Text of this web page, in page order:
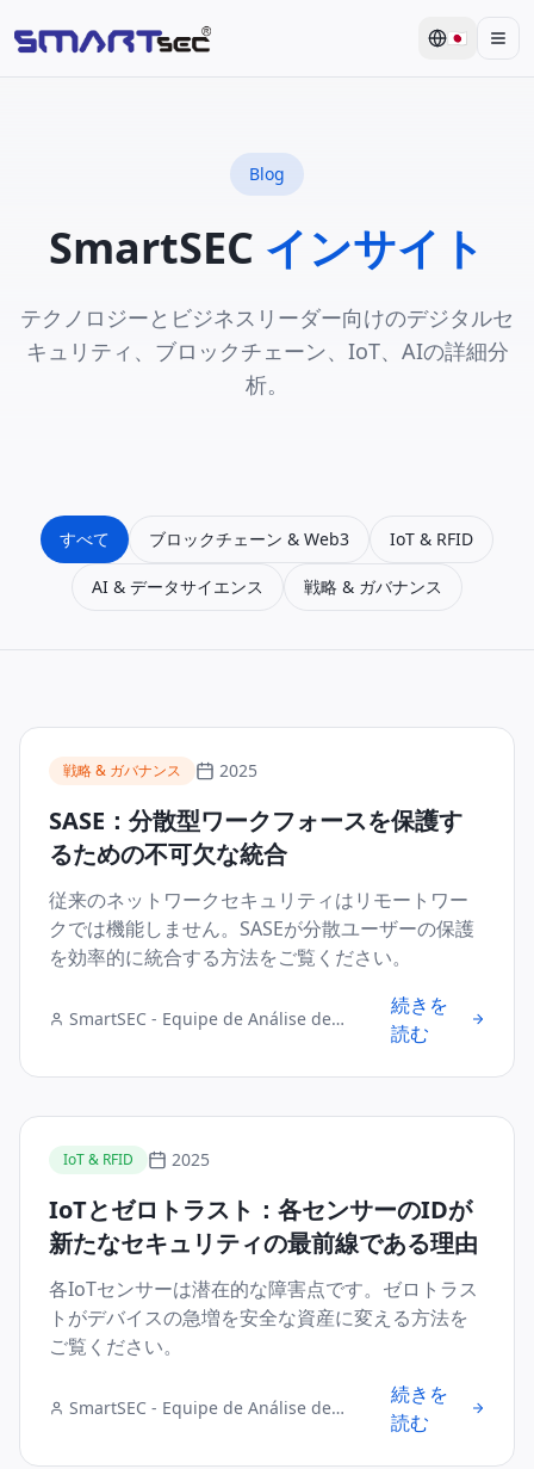
🇯🇵
Blog
SmartSEC インサイト
テクノロジーとビジネスリーダー向けのデジタルセ
キュリティ、ブロックチェーン、IoT、AIの詳細分
析。
すべて ブロックチェーン & Web3 IoT & RFID
AI & データサイエンス 戦略 & ガバナンス
戦略 & ガバナンス 2025
SASE：分散型ワークフォースを保護す
るための不可欠な統合
従来のネットワークセキュリティはリモートワー
クでは機能しません。SASEが分散ユーザーの保護
を効率的に統合する方法をご覧ください。
SmartSEC - Equipe de Análise de
続きを
読む
IoT & RFID 2025
IoTとゼロトラスト：各センサーのIDが
新たなセキュリティの最前線である理由
各IoTセンサーは潜在的な障害点です。ゼロトラス
トがデバイスの急増を安全な資産に変える方法を
ご覧ください。
SmartSEC - Equipe de Análise de
続きを
読む